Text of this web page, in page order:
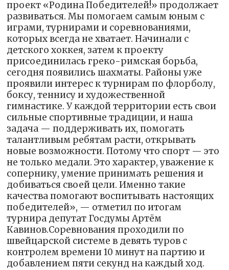
проект «Родина Победителей!» продолжает
развиваться. Мы помогаем самым юным с
играми, турнирами и соревнованиями,
которых всегда не хватает. Начинали с
детского хоккея, затем к проекту
присоединилась греко-римская борьба,
сегодня появились шахматы. Районы уже
проявили интерес к турнирам по флорболу,
боксу, теннису и художественной
гимнастике. У каждой территории есть свои
сильные спортивные традиции, и наша
задача — поддерживать их, помогать
талантливым ребятам расти, открывать
новые возможности. Потому что спорт — это
не только медали. Это характер, уважение к
сопернику, умение принимать решения и
добиваться своей цели. Именно такие
качества помогают воспитывать настоящих
победителей», — отметил по итогам
турнира депутат Госдумы Артём
Кавинов.Соревнования проходили по
швейцарской системе в девять туров с
контролем времени 10 минут на партию и
добавлением пяти секунд на каждый ход.